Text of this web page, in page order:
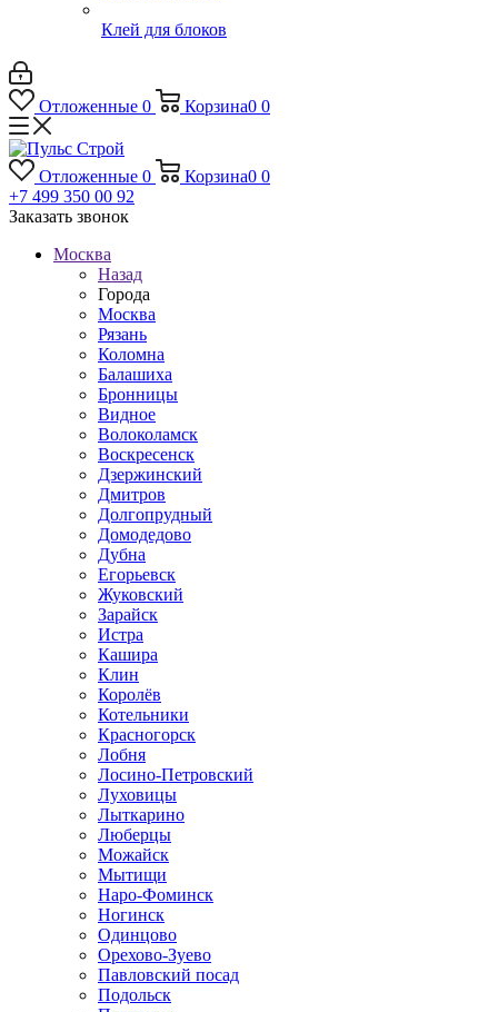
Клей для блоков
Отложенные 0 Корзина0 0
Отложенные 0 Корзина0 0
+7 499 350 00 92
Заказать звонок
Москва
Назад
Города
Москва
Рязань
Коломна
Балашиха
Бронницы
Видное
Волоколамск
Воскресенск
Дзержинский
Дмитров
Долгопрудный
Домодедово
Дубна
Егорьевск
Жуковский
Зарайск
Истра
Кашира
Клин
Королёв
Котельники
Красногорск
Лобня
Лосино-Петровский
Луховицы
Лыткарино
Люберцы
Можайск
Мытищи
Наро-Фоминск
Ногинск
Одинцово
Орехово-Зуево
Павловский посад
Подольск